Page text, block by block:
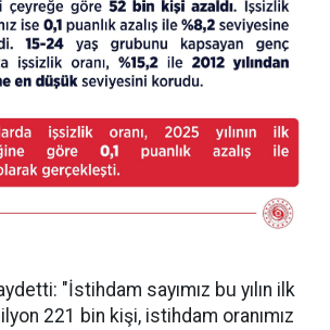
"İstihdam sayımız bu yılın ilk
221 bin kişi, istihdam oranımız